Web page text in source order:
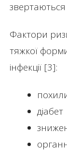
Фактори
тяжкої
інфекції [3]:
діабет